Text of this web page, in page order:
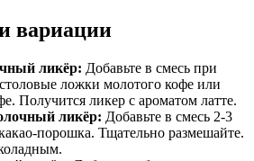
вариации
ликёр: Добавьте в смесь при
ложки молотого кофе или
Получится ликер с ароматом латте.
ликёр: Добавьте в смесь 2-3
порошка. Тщательно размешайте.